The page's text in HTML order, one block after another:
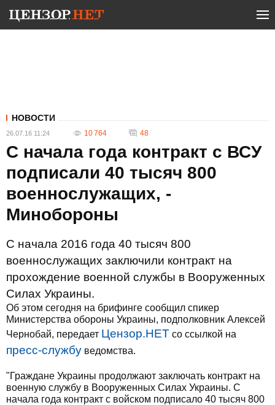
НОВОСТИ
26.07.16 11:24 10 764 48
С начала года контракт с ВСУ
подписали 40 тысяч 800
военнослужащих, -
Минобороны
С начала 2016 года 40 тысяч 800
военнослужащих заключили контракт на
прохождение военной службы в Вооруженных
Силах Украины.
Об этом сегодня на брифинге сообщил спикер
Министерства обороны Украины, подполковник Алексей
Чернобай, передает Цензор.НЕТ со ссылкой на
пресс-службу ведомства.
"Граждане Украины продолжают заключать контракт на
военную службу в Вооруженных Силах Украины. С
начала года контракт с войском подписало 40 тысяч 800